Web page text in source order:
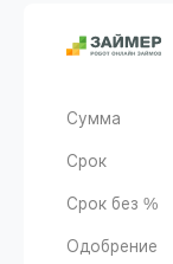
Сумма
Срок
Срок без %
Одобрение